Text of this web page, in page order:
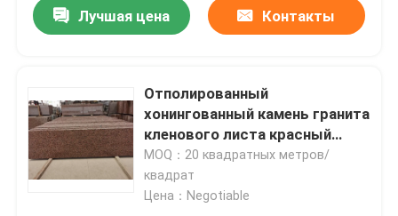
О Компании
Продукция
Слябы гранита каменные
Лучшая цена Контакты
Отполированный
хонингованный камень гранита
кленового листа красный
кроет черепицей для стены
MOQ：20 квадратных метров/
квадрат
Цена：Negotiable